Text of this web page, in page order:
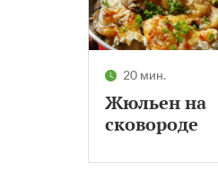
20 мин.
Жюльен на
сковороде